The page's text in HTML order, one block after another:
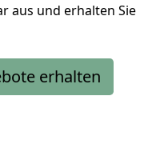
aus und erhalten Sie
erhalten